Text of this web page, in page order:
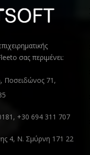
σας περιμένει:
Ποσειδώνος 71,
+30 694 311 707
4, Ν. Σμύρνη 171 22